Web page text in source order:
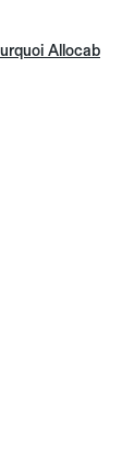
Allocab